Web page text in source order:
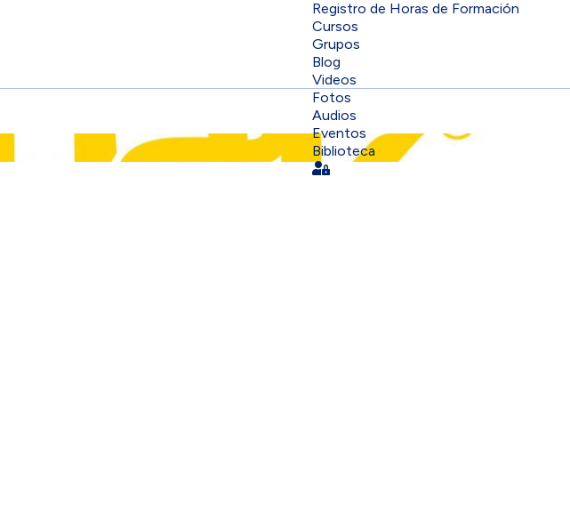
Registro de Horas de Formación
Cursos
Grupos
Blog
Videos
Fotos
Audios
Eventos
Biblioteca
Sign In